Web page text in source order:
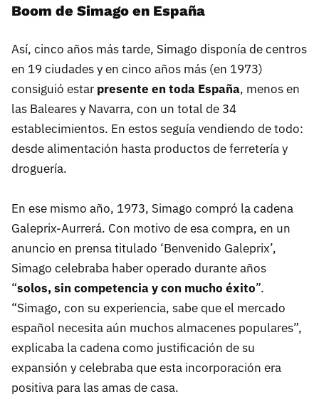
Boom de Simago en España
Así, cinco años más tarde, Simago disponía de centros
en 19 ciudades y en cinco años más (en 1973)
consiguió estar presente en toda España, menos en
las Baleares y Navarra, con un total de 34
establecimientos. En estos seguía vendiendo de todo:
desde alimentación hasta productos de ferretería y
droguería.
En ese mismo año, 1973, Simago compró la cadena
Galeprix-Aurrerá. Con motivo de esa compra, en un
anuncio en prensa titulado ‘Benvenido Galeprix’,
Simago celebraba haber operado durante años
“solos, sin competencia y con mucho éxito”.
“Simago, con su experiencia, sabe que el mercado
español necesita aún muchos almacenes populares”,
explicaba la cadena como justificación de su
expansión y celebraba que esta incorporación era
positiva para las amas de casa.